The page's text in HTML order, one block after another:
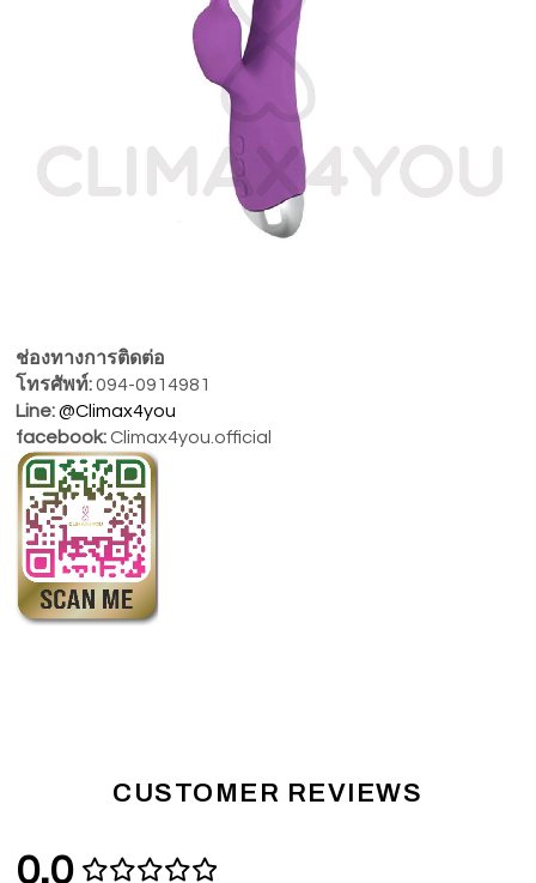
ช่องทางการติดต่อ
โทรศัพท์:094-0914981
Line: @Climax4you
facebook: Climax4you.official
CUSTOMER REVIEWS
0.0